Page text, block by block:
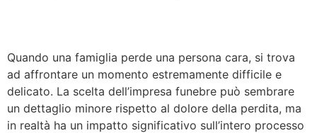
Quando una famiglia perde una persona cara, si trova
ad affrontare un momento estremamente difficile e
delicato. La scelta dell’impresa funebre può sembrare
un dettaglio minore rispetto al dolore della perdita, ma
in realtà ha un impatto significativo sull’intero processo